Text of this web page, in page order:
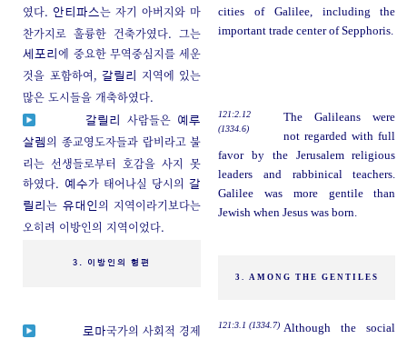
였다. 안티파스는 자기 아버지와 마
찬가지로 훌륭한 건축가였다. 그는
세포리에 중요한 무역중심지를 세운
것을 포함하여, 갈릴리
지역에 있는
많은 도시들을 개축하였다.
cities of Galilee, including the
important trade center of Sepphoris.
갈릴리 사람들은
예루
살렘의 종교영도자들과 랍비라고 불
리는 선생들로부터 호감을 사지 못
하였다.
예수가 태어나실 당시의갈
릴리는 유대인의 지역이라기보다는
오히려 이방인의 지역이었다.
121:2.12
(1334.6)
The Galileans were
not regarded with full
favor by the Jerusalem religious
leaders and rabbinical teachers.
Galilee was more gentile than
Jewish when Jesus was born.
3. 이방인의 형편
3. AMONG THE GENTILES
로마국가의 사회적 경제
121:3.1 (1334.7) Although the social